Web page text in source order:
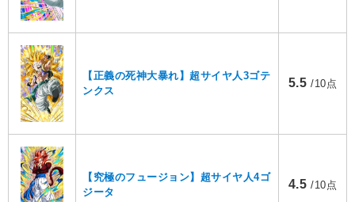
【正義の死神大暴れ】超サイヤ人3ゴテ
ンクス
5.5 /10点
【究極のフュージョン】超サイヤ人4ゴ
ジータ
4.5 /10点